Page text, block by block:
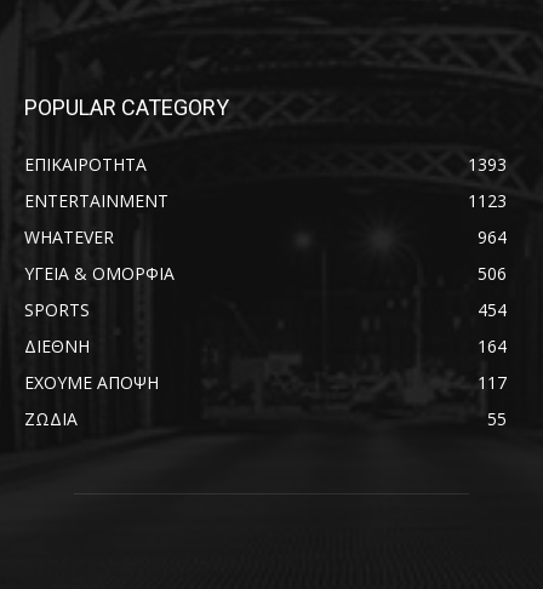
POPULAR CATEGORY
ΕΠΙΚΑΙΡΟΤΗΤΑ
1393
ENTERTAINMENT
1123
WHATEVER
964
ΥΓΕΙΑ & ΟΜΟΡΦΙΑ
506
SPORTS
454
ΔΙΕΘΝΗ
164
ΕΧΟΥΜΕ ΑΠΟΨΗ
117
ΖΩΔΙΑ
55